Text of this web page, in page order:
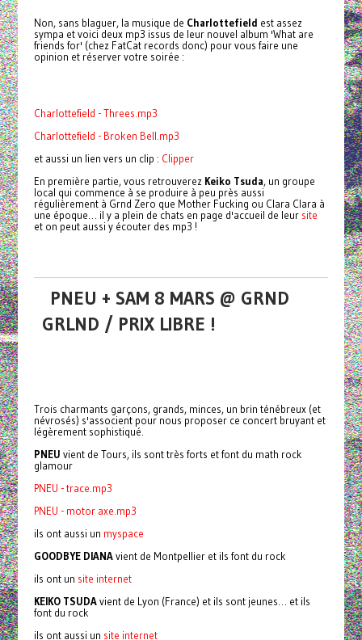
Non, sans blaguer, la musique de Charlottefield est assez
sympa et voici deux mp3 issus de leur nouvel album 'What are
friends for' (chez FatCat records donc) pour vous faire une
opinion et réserver votre soirée :
Charlottefield - Threes.mp3
Charlottefield - Broken Bell.mp3
et aussi un lien vers un clip : Clipper
En première partie, vous retrouverez Keiko Tsuda, un groupe
local qui commence à se produire à peu près aussi
régulièrement à Grnd Zero que Mother Fucking ou Clara Clara à
une époque… il y a plein de chats en page d'accueil de leur site
et on peut aussi y écouter des mp3 !
PNEU + SAM 8 MARS @ GRND
GRLND / PRIX LIBRE !
Trois charmants garçons, grands, minces, un brin ténébreux (et
névrosés) s'associent pour nous proposer ce concert bruyant et
légèrement sophistiqué.
PNEU vient de Tours, ils sont très forts et font du math rock
glamour
PNEU - trace.mp3
PNEU - motor axe.mp3
ils ont aussi un myspace
GOODBYE DIANAvient de Montpellier et ils font du rock
ils ont un site internet
KEIKO TSUDAvient de Lyon (France) et ils sont jeunes… et ils
font du rock
ils ont aussi un site internet